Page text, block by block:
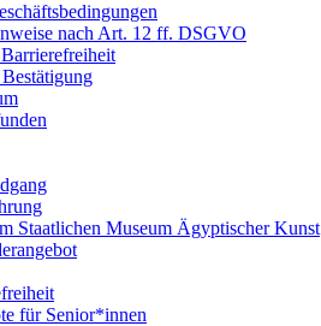
nach Art. 12 ff. DSGVO
Staatlichen Museum Ägyptischer Kunst
für Senior*innen